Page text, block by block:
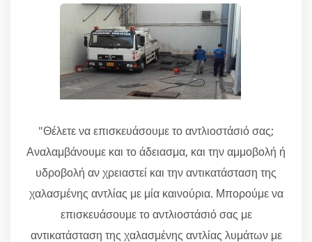
"Θέλετε να επισκευάσουμε το αντλιοστάσιό σας;
Αναλαμβάνουμε και το άδειασμα, και την αμμοβολή ή
υδροβολή αν χρειαστεί και την αντικατάσταση της
χαλασμένης αντλίας με μία καινούρια. Μπορούμε να
επισκευάσουμε το αντλιοστάσιό σας με
αντικατάσταση της χαλασμένης αντλίας λυμάτων με